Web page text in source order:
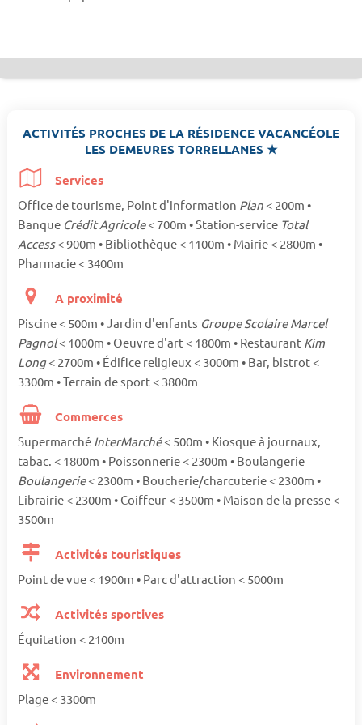
ACTIVITÉS PROCHES DE LA RÉSIDENCE VACANCÉOLE
LES DEMEURES TORRELLANES ★
Services
Office de tourisme, Point d'information Plan < 200m •
Banque Crédit Agricole< 700m • Station-service Total
Access< 900m • Bibliothèque < 1100m • Mairie < 2800m •
Pharmacie < 3400m
A proximité
Piscine < 500m • Jardin d'enfants Groupe Scolaire Marcel
Pagnol< 1000m • Oeuvre d'art < 1800m • Restaurant Kim
Long< 2700m • Édifice religieux < 3000m • Bar, bistrot <
3300m • Terrain de sport < 3800m
Commerces
Supermarché InterMarché< 500m • Kiosque à journaux,
tabac. < 1800m • Poissonnerie < 2300m • Boulangerie
Boulangerie< 2300m • Boucherie/charcuterie < 2300m •
Librairie < 2300m • Coiffeur < 3500m • Maison de la presse <
3500m
Activités touristiques
Point de vue < 1900m • Parc d'attraction < 5000m
Activités sportives
Équitation < 2100m
Environnement
Plage < 3300m